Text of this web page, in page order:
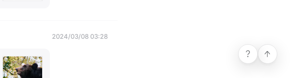
2024/03/08 03:28